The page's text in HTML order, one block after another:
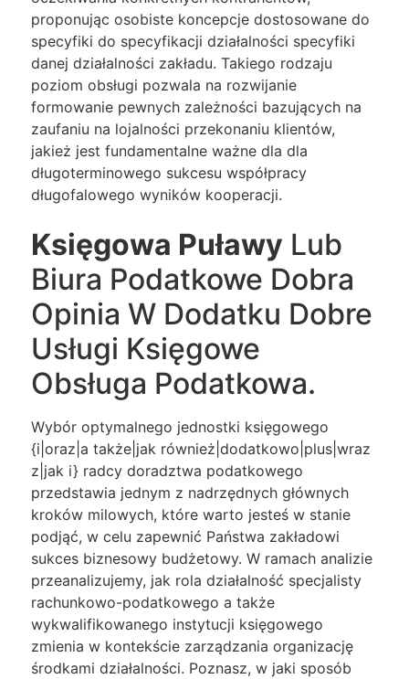
proponując osobiste koncepcje dostosowane do
specyfiki do specyfikacji działalności specyfiki
danej działalności zakładu. Takiego rodzaju
poziom obsługi pozwala na rozwijanie
formowanie pewnych zależności bazujących na
zaufaniu na lojalności przekonaniu klientów,
jakież jest fundamentalne ważne dla dla
długoterminowego sukcesu współpracy
długofalowego wyników kooperacji.
Księgowa Puławy Lub
Biura Podatkowe Dobra
Opinia W Dodatku Dobre
Usługi Księgowe
Obsługa Podatkowa.
Wybór optymalnego jednostki księgowego
{i|oraz|a także|jak również|dodatkowo|plus|wraz
z|jak i} radcy doradztwa podatkowego
przedstawia jednym z nadrzędnych głównych
kroków milowych, które warto jesteś w stanie
podjąć, w celu zapewnić Państwa zakładowi
sukces biznesowy budżetowy. W ramach analizie
przeanalizujemy, jak rola działalność specjalisty
rachunkowo-podatkowego a także
wykwalifikowanego instytucji księgowego
zmienia w kontekście zarządzania organizację
środkami działalności. Poznasz, w jaki sposób